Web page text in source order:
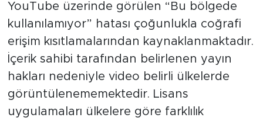
YouTube üzerinde görülen “Bu bölgede
kullanılamıyor” hatası çoğunlukla coğrafi
erişim kısıtlamalarından kaynaklanmaktadır.
İçerik sahibi tarafından belirlenen yayın
hakları nedeniyle video belirli ülkelerde
görüntülenememektedir. Lisans
uygulamaları ülkelere göre farklılık